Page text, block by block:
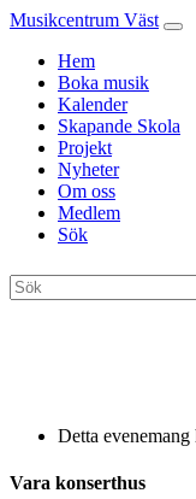
Musikcentrum Väst
Hem
Boka musik
Kalender
Skapande Skola
Projekt
Nyheter
Om oss
Medlem
Sök
Detta evenemang
Vara konserthus